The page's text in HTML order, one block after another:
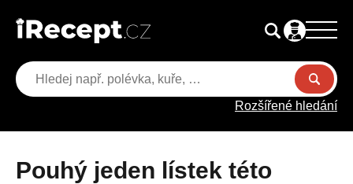
Rozšířené hledání
Pouhý jeden lístek této